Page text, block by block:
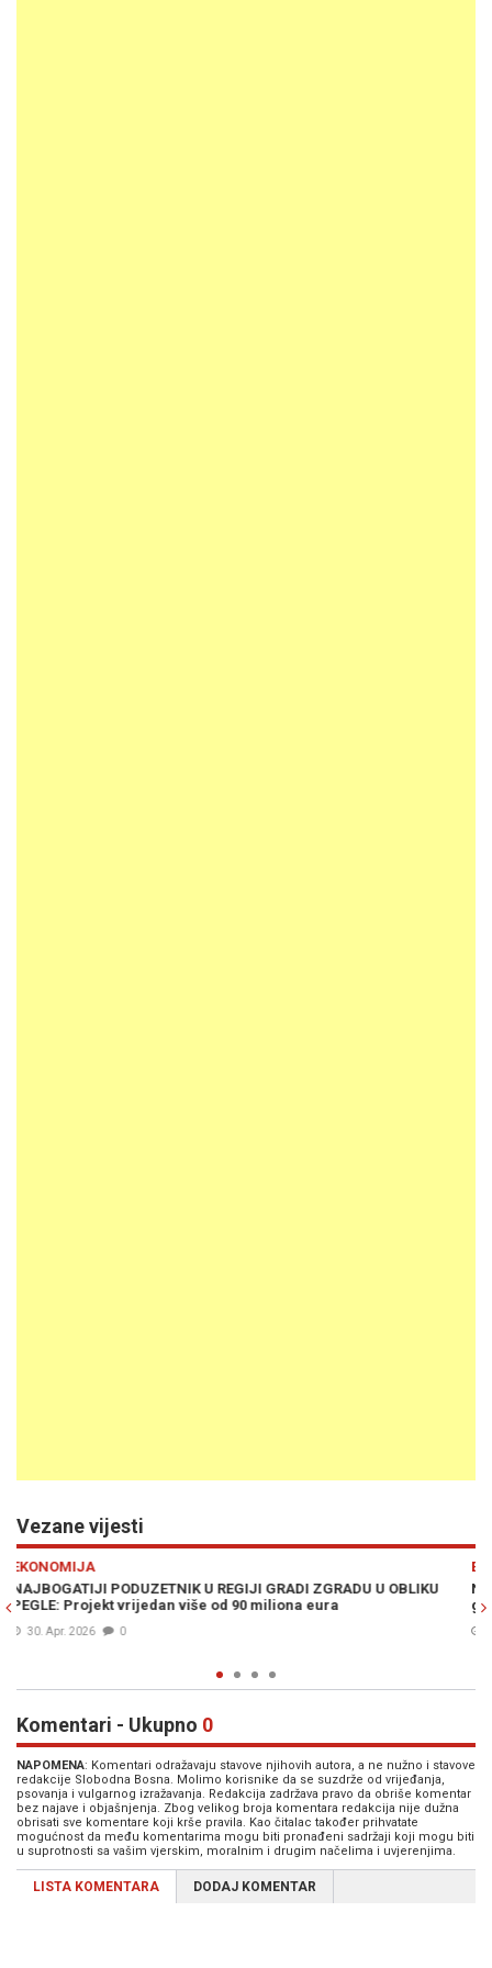
Vezane vijesti
EKONOMIJA
NAJBOGATIJI BALKANSKI BIZNISMEN U PROBLEMIMA: U
gubi milione
18. Apr. 2026
Komentari - Ukupno 0
NAPOMENA: Komentari odražavaju stavove njihovih autora, a ne nužno i stavove
redakcije Slobodna Bosna. Molimo korisnike da se suzdrže od vrijeđanja,
psovanja i vulgarnog izražavanja. Redakcija zadržava pravo da obriše komentar
bez najave i objašnjenja. Zbog velikog broja komentara redakcija nije dužna
obrisati sve komentare koji krše pravila. Kao čitalac također prihvatate
mogućnost da među komentarima mogu biti pronađeni sadržaji koji mogu biti
u suprotnosti sa vašim vjerskim, moralnim i drugim načelima i uvjerenjima.
LISTA KOMENTARA DODAJ KOMENTAR